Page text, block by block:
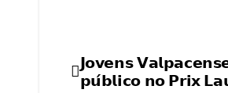
Navegação
𝗝𝗼𝘃𝗲𝗻𝘀
𝗽𝘂́𝗯𝗹𝗶𝗰𝗼 𝗻𝗼 𝗣𝗿𝗶𝘅